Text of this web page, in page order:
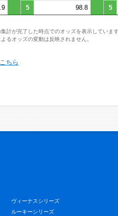
5 98.8 5
計が完了した時点でのオッズを表示していま
るオッズの変動は反映されません。
ちら
ヴィーナスシリーズ
ルーキーシリーズ